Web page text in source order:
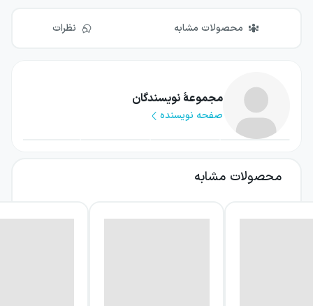
محصولات مشابه نظرات
مجموعهٔ نویسندگان
صفحه نویسنده
محصولات مشابه